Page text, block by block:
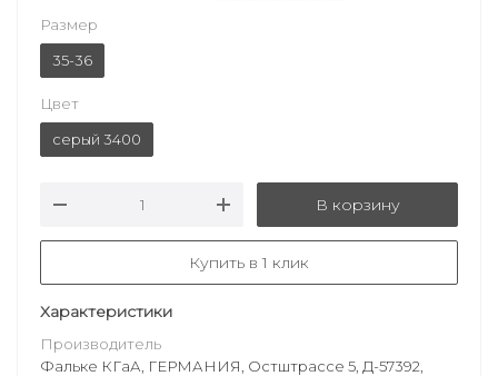
Размер
35-36
Цвет
серый 3400
В корзину
Купить в 1 клик
Характеристики
Производитель
Фальке КГаА, ГЕРМАНИЯ, Остштрассе 5, Д-57392,